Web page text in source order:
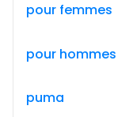
pour femmes
pour hommes
puma